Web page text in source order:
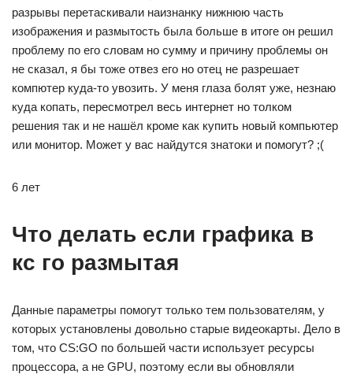
разрывы перетаскивали наизнанку нижнюю часть
изображения и размытость была больше в итоге он решил
проблему по его словам но сумму и причину проблемы он
не сказал, я бы тоже отвез его но отец не разрешает
компютер куда-то увозить. У меня глаза болят уже, незнаю
куда копать, пересмотрел весь интернет но толком
решения так и не нашёл кроме как купить новый компьютер
или монитор. Может у вас найдутся знатоки и помогут? ;(
6 лет
Что делать если графика в
кс го размытая
Данные параметры помогут только тем пользователям, у
которых установлены довольно старые видеокарты. Дело в
том, что CS:GO по большей части использует ресурсы
процессора, а не GPU, поэтому если вы обновляли